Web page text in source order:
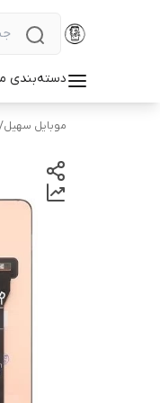
دسته‌بندی
موبایل سهیل/